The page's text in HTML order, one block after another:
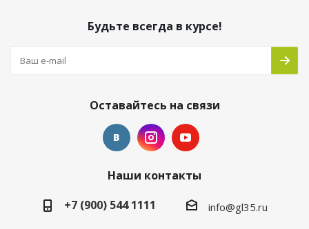
Будьте всегда в курсе!
Оставайтесь на связи
Наши контакты
+7 (900) 544 1111
info@gl35.ru